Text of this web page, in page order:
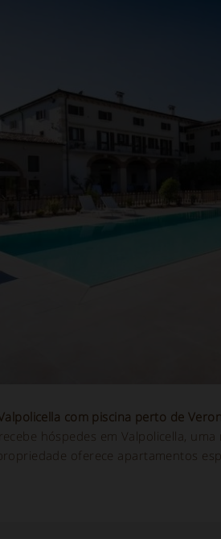
com piscina perto de
hóspedes em Valpolicella,
oferece apartamentos